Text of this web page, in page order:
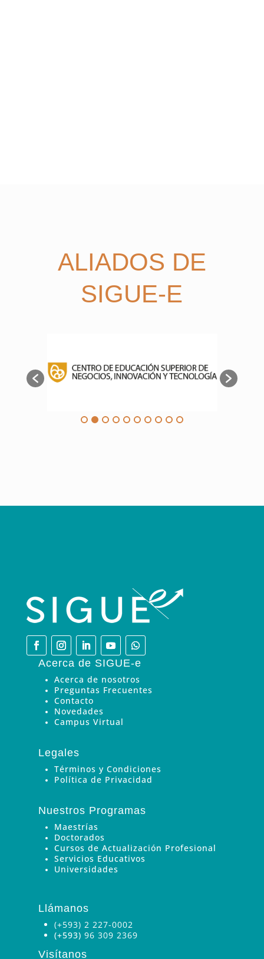
ALIADOS DE
SIGUE-E
Acerca de SIGUE-e
Acerca de nosotros
Preguntas Frecuentes
Contacto
Novedades
Campus Virtual
Legales
Términos y Condiciones
Política de Privacidad
Nuestros Programas
Maestrías
Doctorados
Cursos de Actualización Profesional
Servicios Educativos
Universidades
Llámanos
(+593) 2 227-0002
(+593) 96 309 2369
Visítanos